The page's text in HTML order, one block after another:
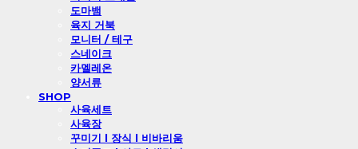
도마뱀
육지 거북
모니터 / 테구
스네이크
카멜레온
양서류
SHOP
사육세트
사육장
꾸미기 l 장식 l 비바리움